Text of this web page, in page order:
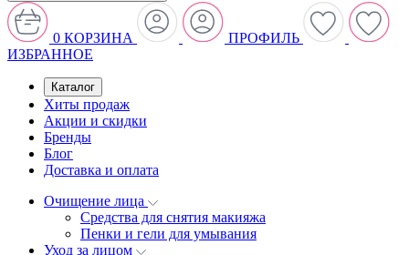
0 КОРЗИНА
ПРОФИЛЬ
ИЗБРАННОЕ
Каталог
Хиты продаж
Акции и скидки
Бренды
Блог
Доставка и оплата
Очищение лица
Средства для снятия макияжа
Пенки и гели для умывания
Уход за лицом